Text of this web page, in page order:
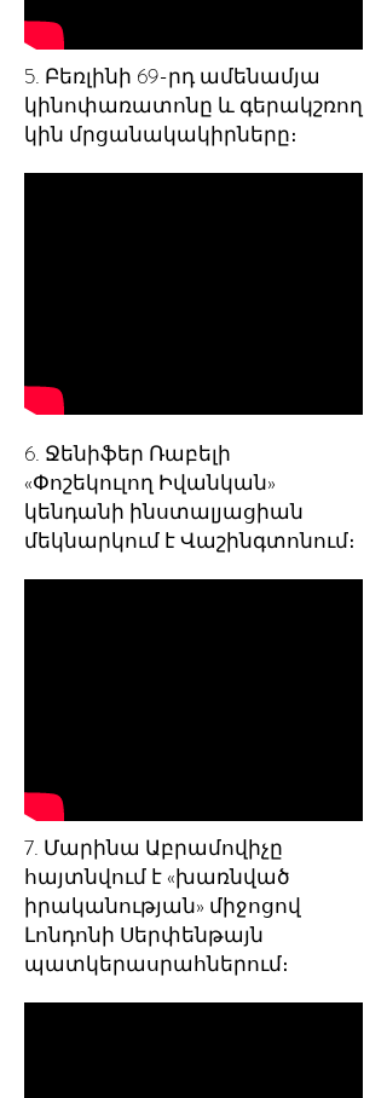
5. Բեռլինի 69-րդ ամենամյա
կինոփառատոնը և գերակշռող
կին մրցանակակիրները։
6. Ջենիֆեր Ռաբելի
«Փոշեկուլող Իվանկան»
կենդանի ինստալյացիան
մեկնարկում է Վաշինգտոնում։
7. Մարինա Աբրամովիչը
հայտնվում է «խառնված
իրականության» միջոցով
Լոնդոնի Սերփենթայն
պատկերասրահներում։